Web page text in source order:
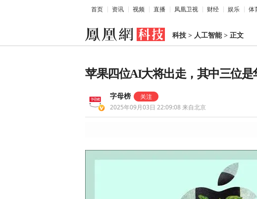
首页 资讯 视频 直播 凤凰卫视 财经 娱乐 体
科技 > 人工智能> 正文
苹果四位AI大将出走，其中三位是
字母榜
2025年09月03日 22:09:08 来自北京